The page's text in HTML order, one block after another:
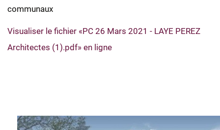
communaux
Visualiser le fichier «PC 26 Mars 2021 - LAYE PEREZ
Architectes (1).pdf» en ligne